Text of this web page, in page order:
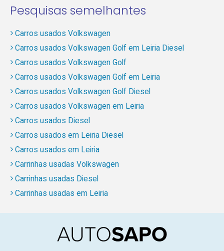
Pesquisas semelhantes
Carros usados Volkswagen
Carros usados Volkswagen Golf em Leiria Diesel
Carros usados Volkswagen Golf
Carros usados Volkswagen Golf em Leiria
Carros usados Volkswagen Golf Diesel
Carros usados Volkswagen em Leiria
Carros usados Diesel
Carros usados em Leiria Diesel
Carros usados em Leiria
Carrinhas usadas Volkswagen
Carrinhas usadas Diesel
Carrinhas usadas em Leiria